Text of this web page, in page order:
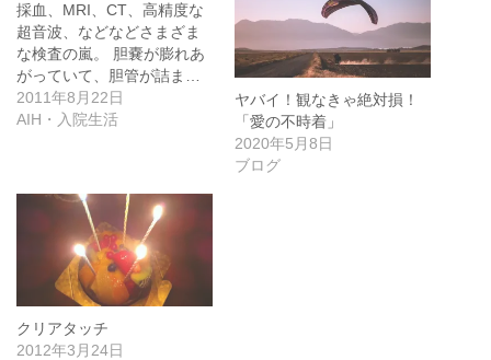
採血、MRI、CT、高精度な
超音波、などなどさまざま
な検査の嵐。 胆嚢が膨れあ
がっていて、胆管が詰ま…
2011年8月22日
AIH・入院生活
ヤバイ！観なきゃ絶対損！
「愛の不時着」
2020年5月8日
ブログ
クリアタッチ
2012年3月24日